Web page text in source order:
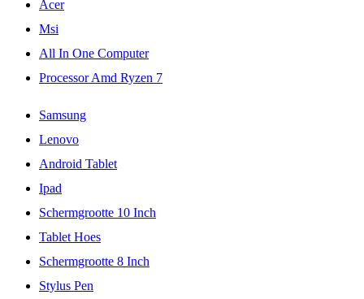
Acer
Msi
All In One Computer
Processor Amd Ryzen 7
Samsung
Lenovo
Android Tablet
Ipad
Schermgrootte 10 Inch
Tablet Hoes
Schermgrootte 8 Inch
Stylus Pen